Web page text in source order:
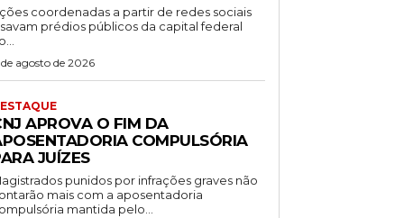
coordenadas a partir de redes sociais
prédios públicos da capital federal
agosto de 2026
APROVA O FIM DA
COMPULSÓRIA
JUÍZES
punidos por infrações graves não
mais com a aposentadoria
mantida pelo...